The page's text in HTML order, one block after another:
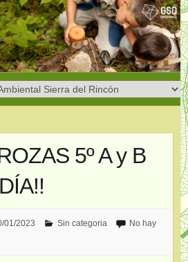
5º A y B
01/2023 Sin categoria
No hay